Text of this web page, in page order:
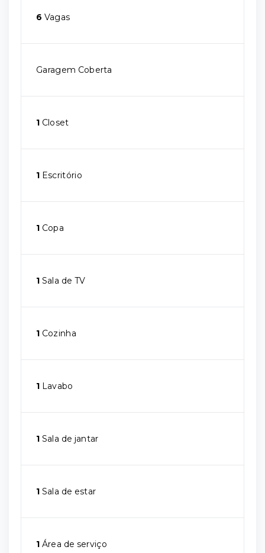
6 Vagas
Garagem Coberta
1 Closet
1 Escritório
1 Copa
1 Sala de TV
1 Cozinha
1 Lavabo
1 Sala de jantar
1 Sala de estar
1 Área de serviço